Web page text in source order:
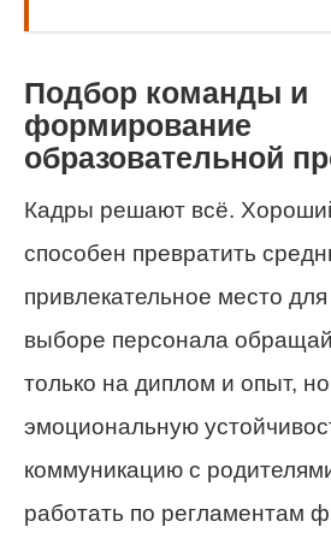
Подбор команды и
формирование
образовательной
Кадры решают всё.
способен превратить
привлекательное место
выборе персонала
только на диплом и опыт,
эмоциональную
коммуникацию с
работать по регламентам